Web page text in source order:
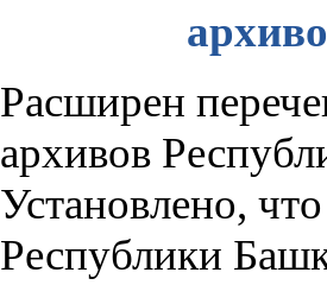
Расширен
архивов
Установлено,
Республики